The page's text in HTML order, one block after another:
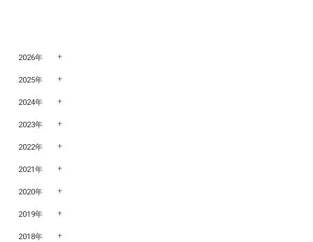
2026年
2025年
2024年
2023年
2022年
2021年
2020年
2019年
2018年